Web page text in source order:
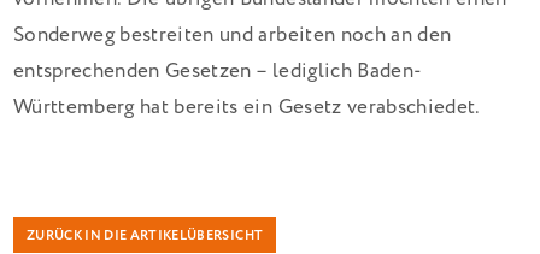
Sonderweg bestreiten und arbeiten noch an den
entsprechenden Gesetzen – lediglich Baden-
Württemberg hat bereits ein Gesetz verabschiedet.
ZURÜCK IN DIE ARTIKELÜBERSICHT